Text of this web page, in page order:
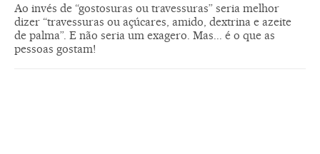
Ao invés de “gostosuras ou travessuras” seria melhor
dizer “travessuras ou açúcares, amido, dextrina e azeite
de palma”. E não seria um exagero. Mas... é o que as
pessoas gostam!